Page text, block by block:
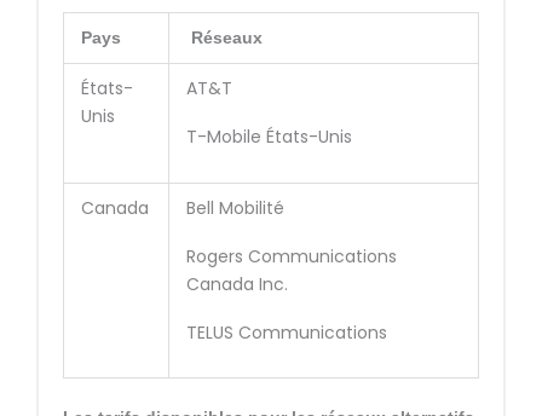
Pays Réseaux
États-
Unis
AT&T
T-Mobile États-Unis
Canada
Bell Mobilité
Rogers Communications
Canada Inc.
TELUS Communications